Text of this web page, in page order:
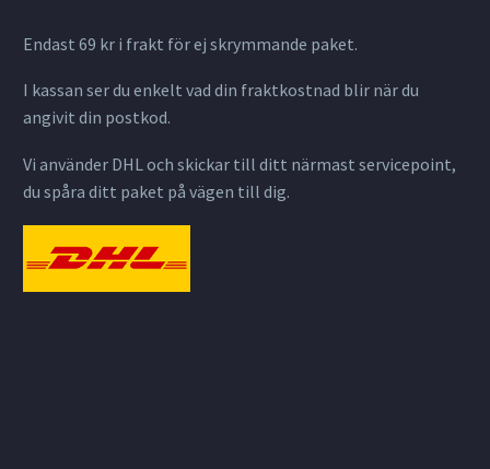
Endast 69 kr i frakt för ej skrymmande paket.
I kassan ser du enkelt vad din fraktkostnad blir när du
angivit din postkod.
Vi använder DHL och skickar till ditt närmast servicepoint,
du spåra ditt paket på vägen till dig.